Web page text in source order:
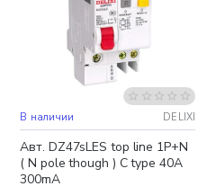
В наличии DELIXI
Авт. DZ47sLES top line 1P+N
( N pole though ) C type 40A
300mA